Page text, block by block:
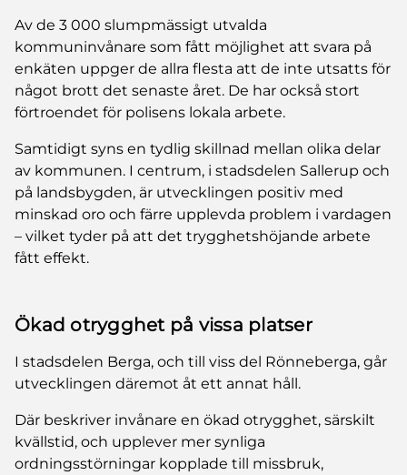
Av de 3 000 slumpmässigt utvalda
kommuninvånare som fått möjlighet att svara på
enkäten uppger de allra flesta att de inte utsatts för
något brott det senaste året. De har också stort
förtroendet för polisens lokala arbete.
Samtidigt syns en tydlig skillnad mellan olika delar
av kommunen. I centrum, i stadsdelen Sallerup och
på landsbygden, är utvecklingen positiv med
minskad oro och färre upplevda problem i vardagen
– vilket tyder på att det trygghetshöjande arbete
fått effekt.
Ökad otrygghet på vissa platser
I stadsdelen Berga, och till viss del Rönneberga, går
utvecklingen däremot åt ett annat håll.
Där beskriver invånare en ökad otrygghet, särskilt
kvällstid, och upplever mer synliga
ordningsstörningar kopplade till missbruk,